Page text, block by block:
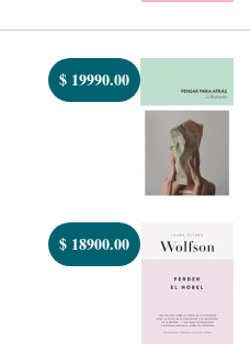
$ 19990.00
$ 18900.00